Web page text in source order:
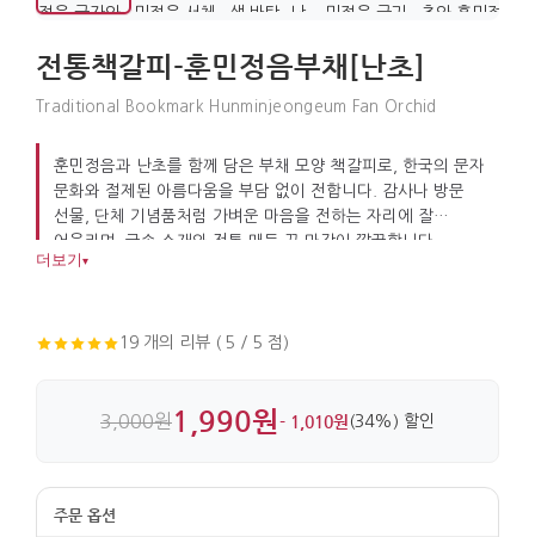
전통책갈피-훈민정음부채[난초]
Traditional Bookmark Hunminjeongeum Fan Orchid
훈민정음과 난초를 함께 담은 부채 모양 책갈피로, 한국의 문자
문화와 절제된 아름다움을 부담 없이 전합니다. 감사나 방문
선물, 단체 기념품처럼 가벼운 마음을 전하는 자리에 잘
어울리며, 금속 소재와 전통 매듭 끈 마감이 깔끔합니다.
더보기 ▾
19 개의 리뷰 ( 5 / 5 점)
3,000원1,990원- 1,010원 (34%) 할인